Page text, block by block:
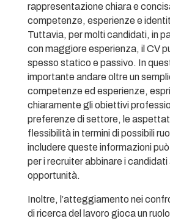
rappresentazione chiara e
competenze, esperienze e
Tuttavia, per molti candidati, in
con maggiore esperienza, il CV
spesso statico e passivo. In
importante andare oltre un
competenze ed esperienze,
chiaramente gli obiettivi
preferenze di settore, le
flessibilità in termini di possibili
includere queste informazioni
per i recruiter abbinare i
opportunità.
Inoltre, l’atteggiamento nei
di ricerca del lavoro gioca un